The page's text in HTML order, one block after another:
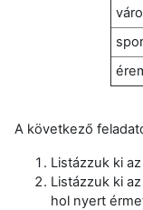
A következő
Listázzuk ki
Listázzuk ki
hol nyert